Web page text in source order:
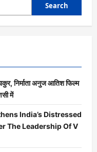
Search
निर्माता अनुज आतिश फिल्म
में
India’s Distressed
The Leadership Of V